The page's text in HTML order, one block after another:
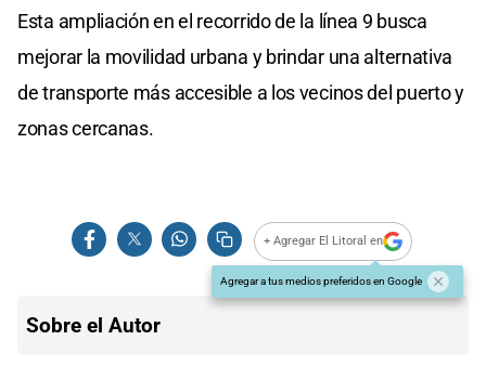
Esta ampliación en el recorrido de la línea 9 busca
mejorar la movilidad urbana y brindar una alternativa
de transporte más accesible a los vecinos del puerto y
zonas cercanas.
+ Agregar El Litoral en
Agregar a tus medios preferidos en Google
Sobre el Autor